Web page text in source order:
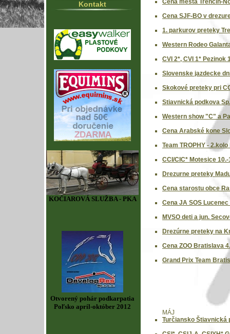
Kontakt
KOČIAROVÁ SLUŽBA - PKA
Otvorený pohár podkarpatia
Poľsko apríl-október 2012
Cena mesta Trencin-
Cena SJF-BO v
1. parkurov preteky
Western Rodeo
CVI 2*, CVI 1* Pezinok
Slovenske jazdecke
Skokové preteky pri
Stiavnická podkova
Western show "C" a
Cena Arabské kone
Team TROPHY -
CCI/CIC* Motesice 10.-
Drezurne preteky
Cena starostu obce
Cena JA SOS Lucenec
MVSO deti a jun.
Drezúrne preteky na
Cena ZOO Bratislava
Grand Prix Team
MÁJ
Turčiansko Štiavnická